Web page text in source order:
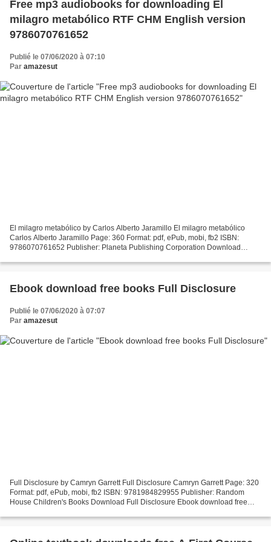
Free mp3 audiobooks for downloading El
milagro metabólico RTF CHM English version
9786070761652
Publié le 07/06/2020 à 07:10
Par amazesut
El milagro metabólico by Carlos Alberto Jaramillo El milagro metabólico
Carlos Alberto Jaramillo Page: 360 Format: pdf, ePub, mobi, fb2 ISBN:
9786070761652 Publisher: Planeta Publishing Corporation Download
Ebook download free books Full Disclosure
Publié le 07/06/2020 à 07:07
Par amazesut
Full Disclosure by Camryn Garrett Full Disclosure Camryn Garrett Page: 320
Format: pdf, ePub, mobi, fb2 ISBN: 9781984829955 Publisher: Random
House Children's Books Download Full Disclosure Ebook download free